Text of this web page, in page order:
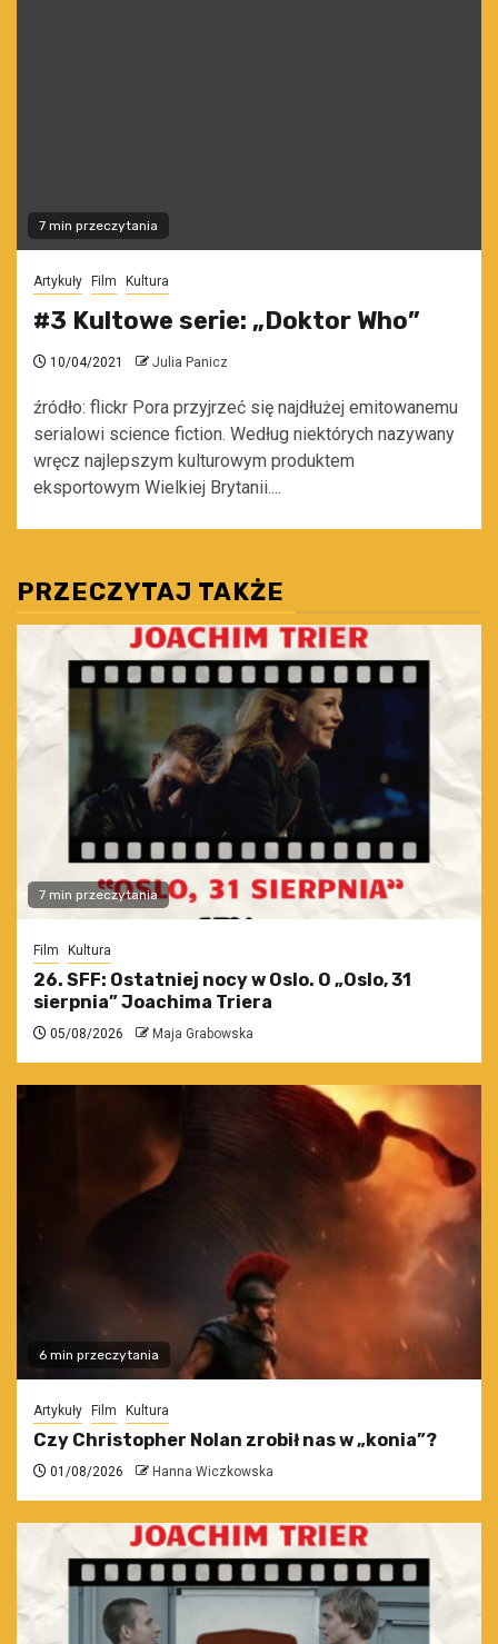
7 min przeczytania
Artykuły Film Kultura
#3 Kultowe serie: „Doktor Who”
10/04/2021 Julia Panicz
źródło: flickr Pora przyjrzeć się najdłużej emitowanemu
serialowi science fiction. Według niektórych nazywany
wręcz najlepszym kulturowym produktem
eksportowym Wielkiej Brytanii....
PRZECZYTAJ TAKŻE
7 min przeczytania
Film Kultura
26. SFF: Ostatniej nocy w Oslo. O „Oslo, 31
sierpnia” Joachima Triera
05/08/2026 Maja Grabowska
6 min przeczytania
Artykuły Film Kultura
Czy Christopher Nolan zrobił nas w „konia”?
01/08/2026 Hanna Wiczkowska